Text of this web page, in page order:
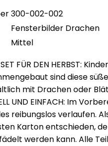
300-002-002
Fensterbilder Drachen
Mittel
FÜR DEN HERBST:
sind diese
mit Drachen oder
UND EINFACH: Im
reibungslos verlaufen.
Karton entschieden,
werden kann. Alle